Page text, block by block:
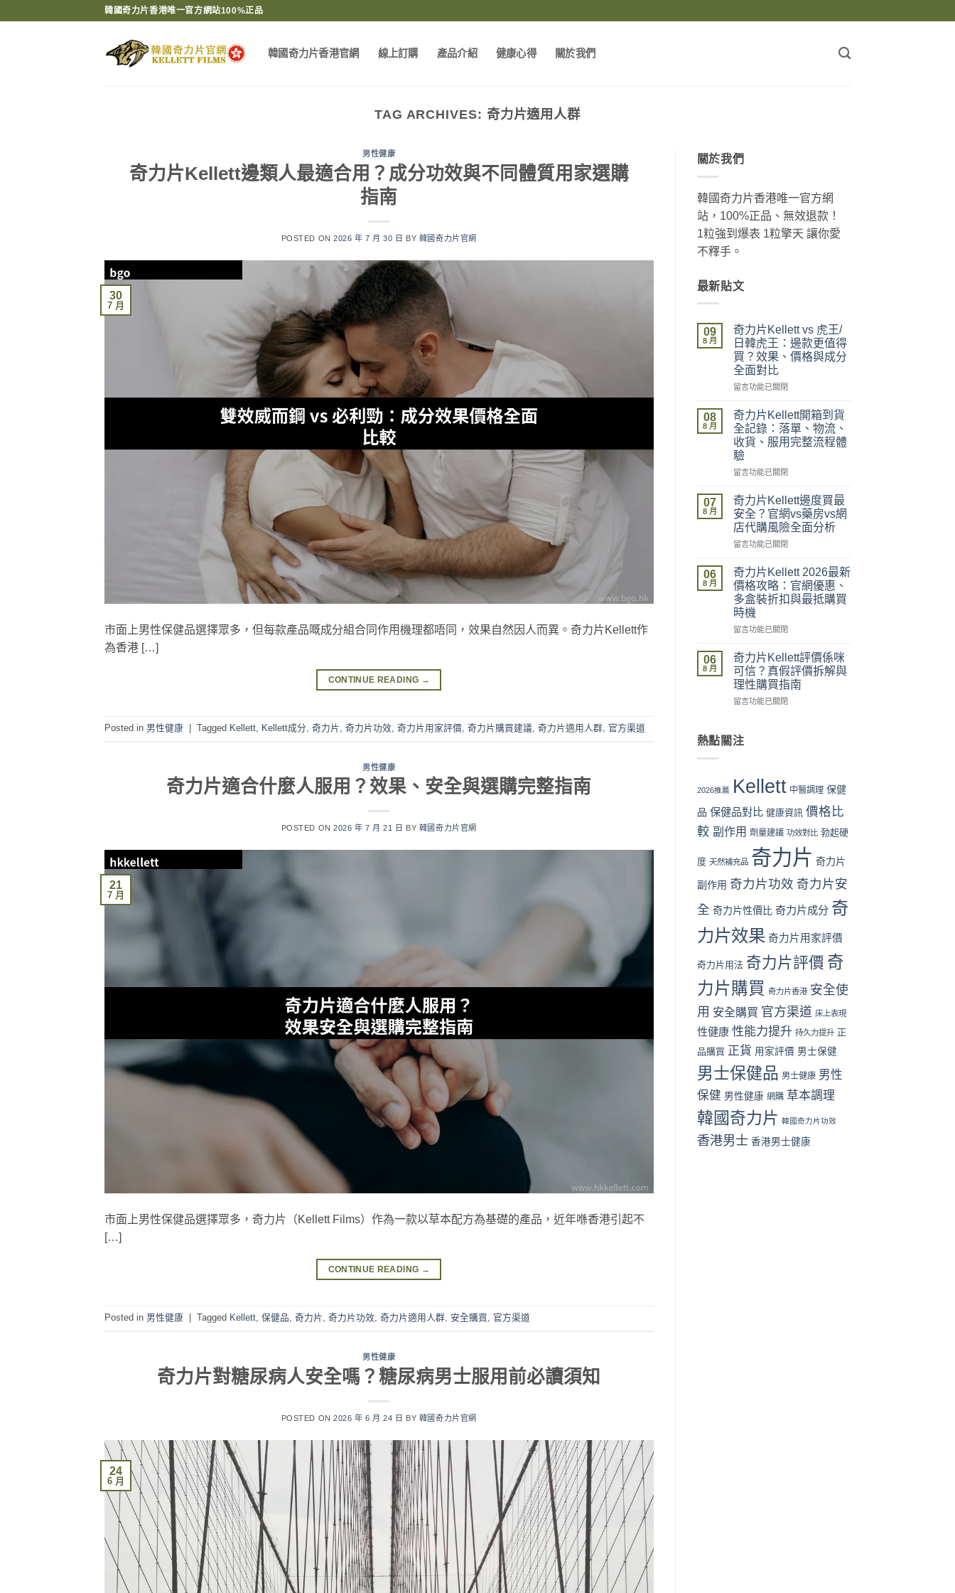
韓國奇力片香港唯一官方網站100%正品
韓國奇力片香港官網 線上訂購 產品介紹 健康心得 關於我們
TAG ARCHIVES: 奇力片適用人群
男性健康
奇力片Kellett邊類人最適合用？成分功效與不同體質用家選購
指南
POSTED ON2026 年 7 月 30 日 BY 韓國奇力片官網
30
7 月
市面上男性保健品選擇眾多，但每款產品嘅成分組合同作用機理都唔同，效果自然因人而異。奇力片Kellett作
為香港 […]
CONTINUE READING →
Posted in 男性健康 Tagged Kellett Kellett成分 奇力片 奇力片功效 奇力片用家評價 奇力片購買建議 奇力片適用人群 官方渠道
男性健康
奇力片適合什麼人服用？效果、安全與選購完整指南
POSTED ON2026 年 7 月 21 日 BY 韓國奇力片官網
21
7 月
市面上男性保健品選擇眾多，奇力片（Kellett Films）作為一款以草本配方為基礎的產品，近年喺香港引起不
[…]
CONTINUE READING →
Posted in 男性健康 Tagged Kellett, 保健品, 奇力片, 奇力片功效, 奇力片適用人群, 安全購買, 官方渠道
男性健康
奇力片對糖尿病人安全嗎？糖尿病男士服用前必讀須知
POSTED ON2026 年 6 月 24 日 BY 韓國奇力片官網
24
6 月
關於我們
韓國奇力片香港唯一官方網
站，100%正品、無效退款！
1粒強到爆表 1粒擎天 讓你愛
不釋手。
最新貼文
09
8 月
奇力片Kellett vs 虎王/
日韓虎王：邊款更值得
買？效果、價格與成分
全面對比
在
力
片
Kellett
vs
虎
王/
韓
虎
王：
邊
款
值
得
買？
效
果、
價
與
成
分
全
面
中
留言功能已關閉
08
8 月
奇力片Kellett開箱到貨
全記錄：落單、物流、
收貨、服用完整流程體
驗
在
力
片
Kellett
開
箱
貨
全
記
錄：
落
單、
流、
收
貨、
服
用
流
中
留言功能已關閉
07
8 月
奇力片Kellett邊度買最
安全？官網vs藥房vs網
店代購風險全面分析
在
力
片
Kellett
邊
度
買
安
全？
官
網
vs
vs
購
險
面
析〉
留言功能已關閉
06
8 月
奇力片Kellett 2026最新
價格攻略：官網優惠、
多盒裝折扣與最抵購買
時機
在
力
片
Kellett
2026
最
格
網
惠、
盒
折
與
抵
買
時
機〉
中
留言功能已關閉
06
8 月
奇力片Kellett評價係咪
可信？真假評價拆解與
理性購買指南
在
片
係
可
真
評
拆
與
性
購
指
南〉
中
留言功能已關閉
熱點關注
2026推薦 Kellett 中醫調理 保健
品 保健品對比 健康資訊 價格比
較 副作用 劑量建議 功效對比 勃起硬
度 天然補充品 奇力片 奇力片
副作用 奇力片功效 奇力片安
全 奇力片性價比 奇力片成分 奇
力片效果 奇力片用家評價
奇力片用法 奇力片評價 奇
力片購買 奇力片香港 安全使
用 安全購買 官方渠道 床上表現
性健康 性能力提升 持久力提升 正
品購買 正貨 用家評價 男士保健
男士保健品 男士健康 男性
保健 男性健康 網購 草本調理
韓國奇力片 韓國奇力片功效
香港男士 香港男士健康